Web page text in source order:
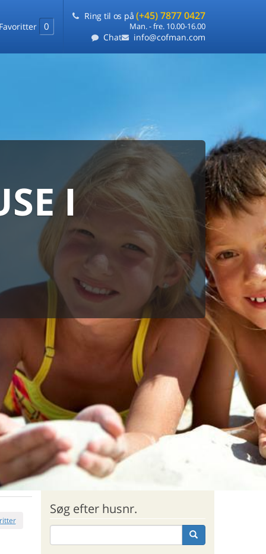
Favoritter 0
Ring til os på (+45) 7877 0427
Man. - fre. 10.00-16.00
Chat info@cofman.com
I
laveste pris
ét sted
Søg efter husnr.